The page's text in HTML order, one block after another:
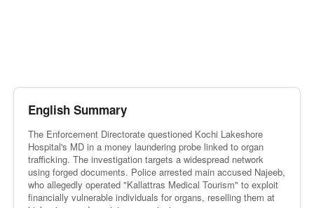
English Summary
The Enforcement Directorate questioned Kochi Lakeshore
Hospital's MD in a money laundering probe linked to organ
trafficking. The investigation targets a widespread network
using forged documents. Police arrested main accused Najeeb,
who allegedly operated "Kallattras Medical Tourism" to exploit
financially vulnerable individuals for organs, reselling them at